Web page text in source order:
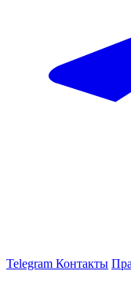
Telegram Контакты